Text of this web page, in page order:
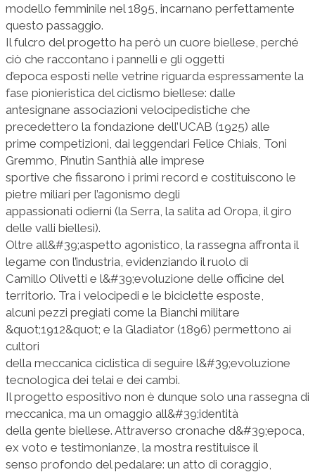
modello femminile nel 1895, incarnano perfettamente
questo passaggio.
Il fulcro del progetto ha però un cuore biellese, perché
ciò che raccontano i pannelli e gli oggetti
d’epoca esposti nelle vetrine riguarda espressamente la
fase pionieristica del ciclismo biellese: dalle
antesignane associazioni velocipedistiche che
precedettero la fondazione dell’UCAB (1925) alle
prime competizioni, dai leggendari Felice Chiais, Toni
Gremmo, Pinutin Santhià alle imprese
sportive che fissarono i primi record e costituiscono le
pietre miliari per l’agonismo degli
appassionati odierni (la Serra, la salita ad Oropa, il giro
delle valli biellesi).
Oltre all&#39;aspetto agonistico, la rassegna affronta il
legame con l’industria, evidenziando il ruolo di
Camillo Olivetti e l&#39;evoluzione delle officine del
territorio. Tra i velocipedi e le biciclette esposte,
alcuni pezzi pregiati come la Bianchi militare
&quot;1912&quot; e la Gladiator (1896) permettono ai
cultori
della meccanica ciclistica di seguire l&#39;evoluzione
tecnologica dei telai e dei cambi.
Il progetto espositivo non è dunque solo una rassegna di
meccanica, ma un omaggio all&#39;identità
della gente biellese. Attraverso cronache d&#39;epoca,
ex voto e testimonianze, la mostra restituisce il
senso profondo del pedalare: un atto di coraggio,